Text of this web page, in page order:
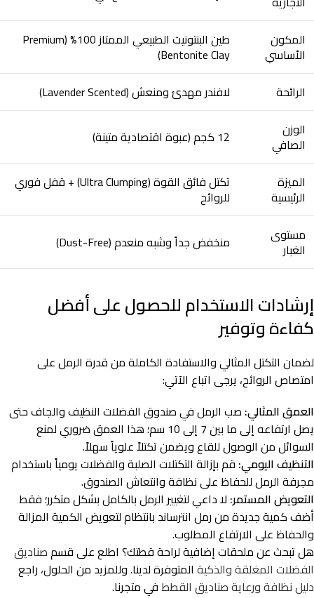
المكون
الأساسي
طين البنتونيت الطبيعي الممتاز 100% (Premium
Bentonite Clay)
الرائحة
لافندر مهدئ ومنعش (Lavender Scented)
الوزن
الصافي 12 كجم (عبوة اقتصادية متينة)
الميزة
الرئيسية
تكتل فائق القوة (Ultra Clumping) + قفل فوري
للروائح
مستوى
الغبار منخفض جداً وشبه منعدم (Dust-Free)
إرشادات الاستخدام للحصول على أفضل
كفاءة وتوفير
لضمان التكتل المثالي والاستفادة الكاملة من قدرة الرمل على
امتصاص الروائح، يرجى اتباع الآتي:
العمق المثالي: صب الرمل في صندوق الفضلات النظيف والجاف حتى
يصل ارتفاعه إلى ما بين 7 إلى 10 سم؛ هذا العمق ضروري لمنع
السوائل من الوصول للقاع ويضمن تكتلاً علوياً سهلاً.
التنظيف اليومي: قم بإزالة التكتلات الصلبة والفضلات يومياً باستخدام
مجرفة الرمل للحفاظ على نظافة وانتعاش الصندوق.
التعويض المستمر: لا داعي لتغيير الرمل بالكامل بشكل متكرر؛ فقط
أضف كمية جديدة من رمل انترساند بانتظام لتعويض الكمية المزالة
والحفاظ على الارتفاع المطلوب.
هل تبحث عن ملحقات إضافية لراحة قطتك؟ اطلع على قسمصناديق
الفضلات المغلقة والذكية المتوفرة لدينا. وللمزيد من الحلول، راجع
دليل نظافة ورعاية صناديق القططفي متجرنا.